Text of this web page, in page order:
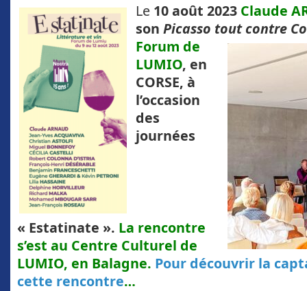
Le 10 août 2023 Claude
son Picasso tout contre
Forum de
LUMIO, en
CORSE, à
l’occasion
des
journées
« Estatinate ». La rencontre
s’est au Centre Culturel de
LUMIO, en Balagne. Pour découvrir la
cette rencontre…